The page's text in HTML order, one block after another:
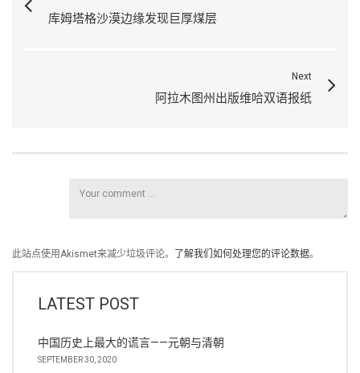
库姆塔格沙漠边缘发现巨厚煤层
Next
阿拉木图州出版维哈双语报纸
此站点使用Akismet来减少垃圾评论。 了解我们如何处理您的评论数据。
LATEST POST
中国历史上最大的谎言——元朝与清朝
SEPTEMBER 30, 2020